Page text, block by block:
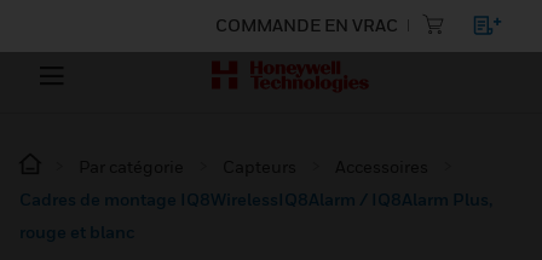
COMMANDE EN VRAC
Cadres de montage IQ8WirelessIQ8Alarm / IQ8Alarm Plus,
rouge et blanc